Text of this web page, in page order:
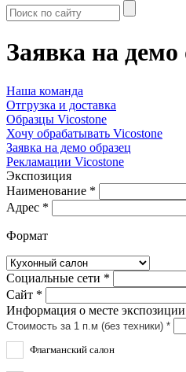
Заявка на демо
Наша команда
Отгрузка и доставка
Образцы Vicostone
Хочу обрабатывать Vicostone
Заявка на демо образец
Рекламации Vicostone
Экспозиция
Наименование *
Адрес *
Формат
Социальные сети *
Сайт *
Информация о месте экспозиции
Стоимость за 1 п.м (без техники) *
Флагманский салон